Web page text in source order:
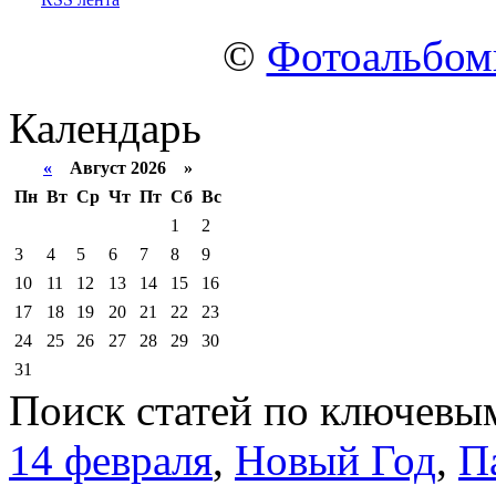
©
Календарь
« Август 2026 »
Пн Вт Ср Чт Пт Сб Вс
1
2
3
4 5 6 7 8
9
10
11 12 13 14 15
16
17
18 19 20 21 22
23
24
25 26 27 28 29
30
31
Поиск статей по
14 февраля, Новый Год,